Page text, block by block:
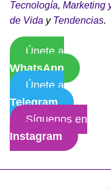
Tecnología, Marketing
de Vida y Tendencias.
Únete a
WhatsApp
Únete a
Telegram
Síguenos en
Instagram